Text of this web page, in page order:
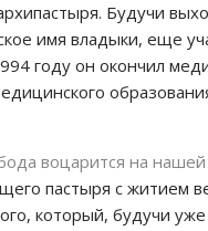
Будучи
имя владыки, еще
году он окончил
пастыря с житием
который, будучи